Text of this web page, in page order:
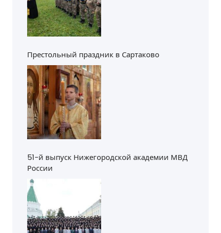
Престольный праздник в Сартаково
51-й выпуск Нижегородской академии МВД
России